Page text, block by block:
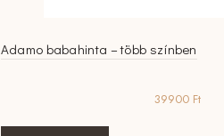
Adamo babahinta – több színben
39900 Ft